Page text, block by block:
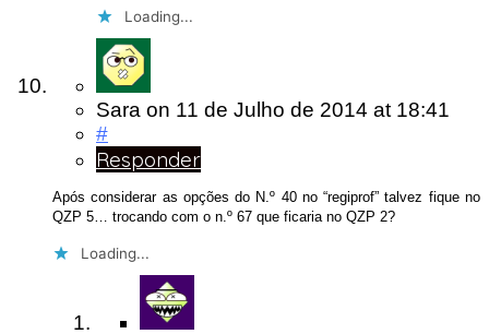
Loading...
Sara on 11 de Julho de 2014 at 18:41
#
Responder
Após considerar as opções do N.º 40 no “regiprof” talvez fique no
QZP 5… trocando com o n.º 67 que ficaria no QZP 2?
Loading...